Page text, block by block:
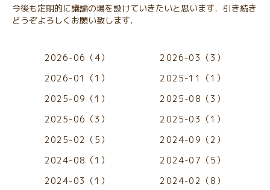
今後も定期的に議論の場を設けていきたいと思います．引き続き
どうぞよろしくお願い致します．
2026-06（4）
2026-03（3）
2026-01（1）
2025-11（1）
2025-09（1）
2025-08（3）
2025-06（3）
2025-03（1）
2025-02（5）
2024-09（2）
2024-08（1）
2024-07（5）
2024-03（1）
2024-02（8）